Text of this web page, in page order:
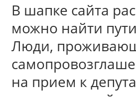
В шапке сайта
можно найти
Люди,
на прием к